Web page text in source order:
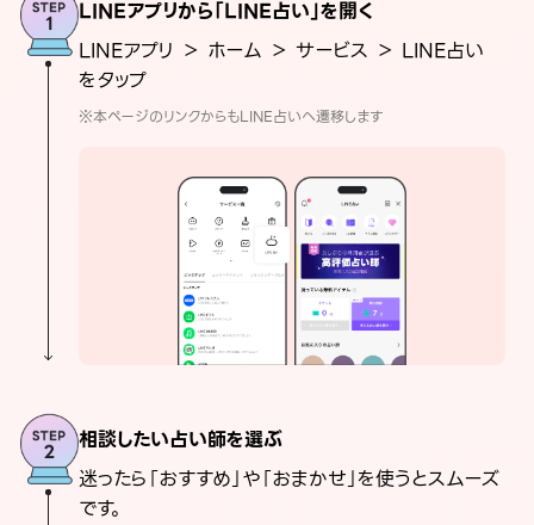
LINEアプリから「LINE占い」を開く
LINEアプリ ＞ ホーム ＞ サービス ＞ LINE占い
をタップ
※本ページのリンクからもLINE占いへ遷移します
相談したい占い師を選ぶ
迷ったら「おすすめ」や「おまかせ」を使うとスムーズ
です。